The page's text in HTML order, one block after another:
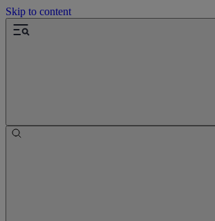
Skip to content